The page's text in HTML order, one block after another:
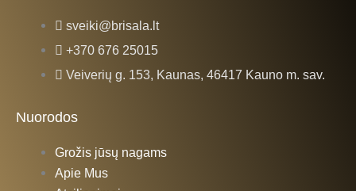
sveiki@brisala.lt
+370 676 25015
Veiverių g. 153, Kaunas, 46417 Kauno m. sav.
Nuorodos
Grožis jūsų nagams
Apie Mus